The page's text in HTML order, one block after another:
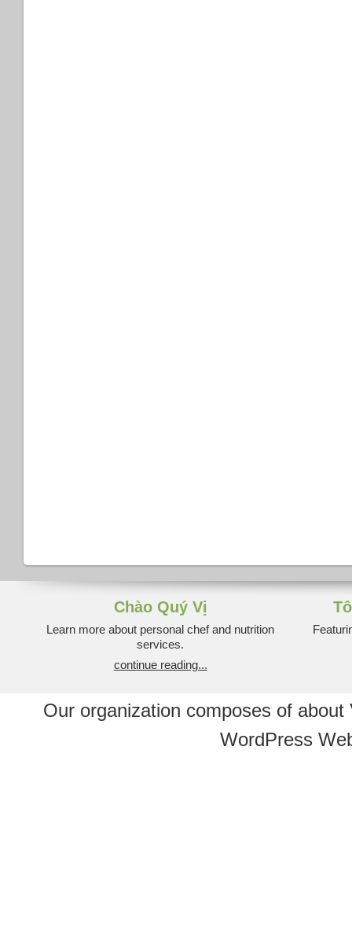
Chào Quý Vị
Learn more about personal chef and nutrition
services.
continue reading...
Our organization composes of
WordPress